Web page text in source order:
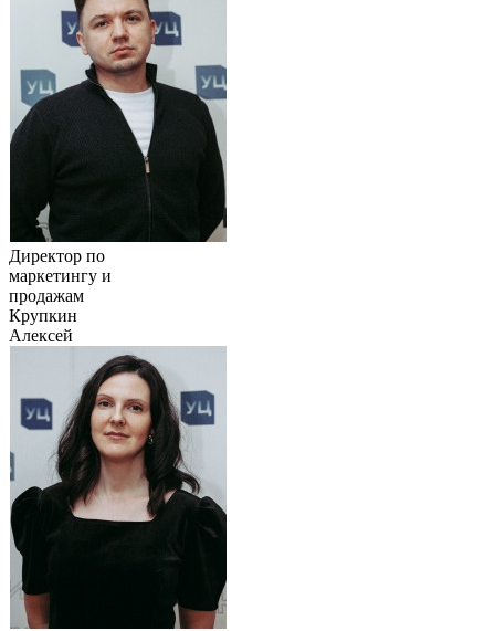
Директор по
маркетингу и
продажам
Крупкин
Алексей